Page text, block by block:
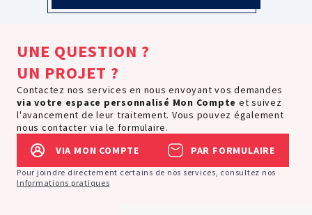
UNE QUESTION ?
UN PROJET ?
Contactez nos services en nous envoyant vos demandes
via votre espace personnalisé Mon Compte et suivez
l'avancement de leur traitement. Vous pouvez également
nous contacter via le formulaire.
VIA MON COMPTE
PAR FORMULAIRE
Pour joindre directement certains de nos services, consultez nos
Informations pratiques